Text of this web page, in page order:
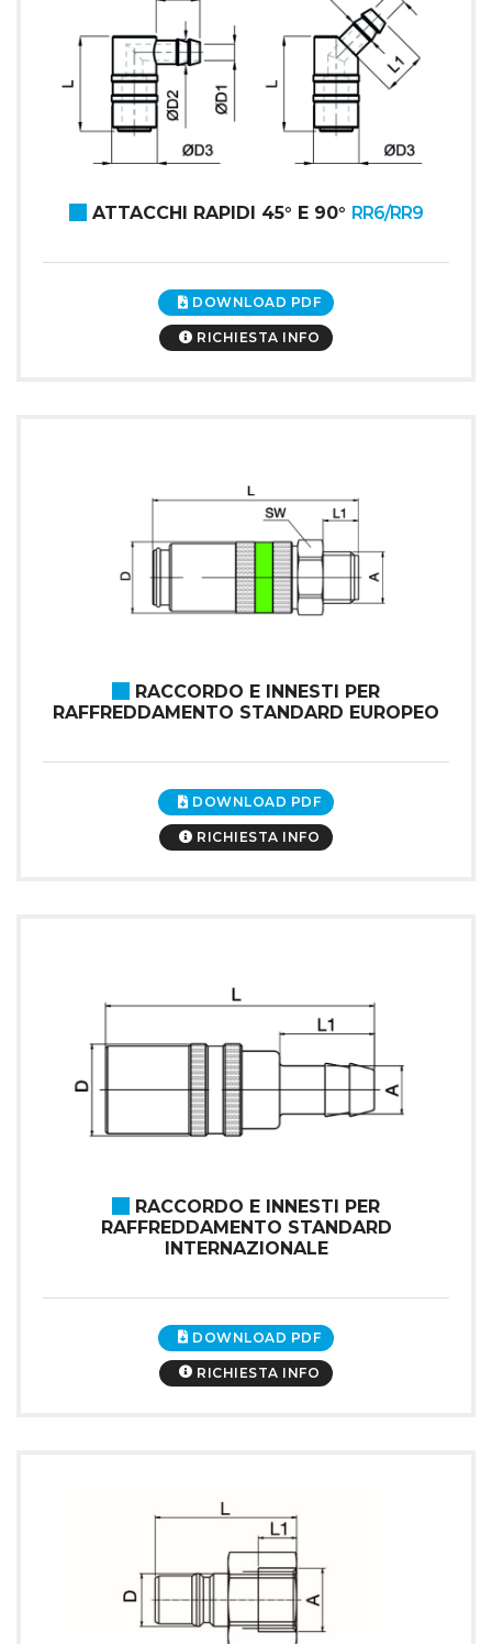
ATTACCHI RAPIDI 45° E 90° RR6/RR9
DOWNLOAD PDF
RICHIESTA INFO
RACCORDO E INNESTI PER
RAFFREDDAMENTO STANDARD EUROPEO
DOWNLOAD PDF
RICHIESTA INFO
RACCORDO E INNESTI PER
RAFFREDDAMENTO STANDARD
INTERNAZIONALE
DOWNLOAD PDF
RICHIESTA INFO